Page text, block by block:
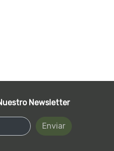
Newsletter
Enviar